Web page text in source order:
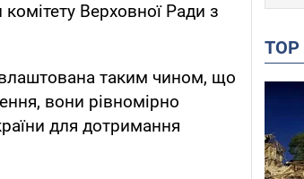
Верховної Ради з
таким чином, що
вони рівномірно
для дотримання